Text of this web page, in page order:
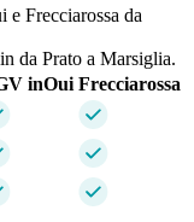
Frecciarossa da
da Prato a Marsiglia.
inOui Frecciarossa